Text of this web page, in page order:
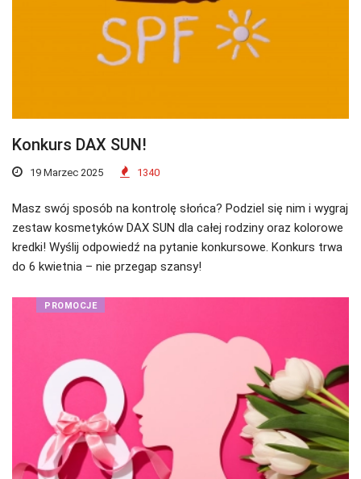
Konkurs DAX SUN!
19 Marzec 2025 1340
Masz swój sposób na kontrolę słońca? Podziel się nim i wygraj
zestaw kosmetyków DAX SUN dla całej rodziny oraz kolorowe
kredki! Wyślij odpowiedź na pytanie konkursowe. Konkurs trwa
do 6 kwietnia – nie przegap szansy!
PROMOCJE